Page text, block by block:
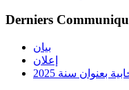
Derniers
بيان
إعلان
بعنوان سنة 2025